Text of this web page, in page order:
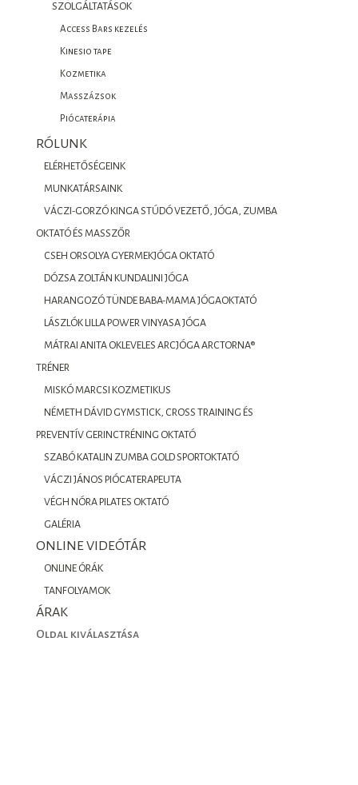
SZOLGÁLTATÁSOK
Access Bars kezelés
Kinesio tape
Kozmetika
Masszázsok
Piócaterápia
RÓLUNK
ELÉRHETŐSÉGEINK
MUNKATÁRSAINK
VÁCZI-GORZÓ KINGA STÚDÓ VEZETŐ, JÓGA, ZUMBA
OKTATÓ ÉS MASSZŐR
CSEH ORSOLYA GYERMEKJÓGA OKTATÓ
DÓZSA ZOLTÁN KUNDALINI JÓGA
HARANGOZÓ TÜNDE BABA-MAMA JÓGAOKTATÓ
LÁSZLÓK LILLA POWER VINYASA JÓGA
MÁTRAI ANITA OKLEVELES ARCJÓGA ARCTORNA®
TRÉNER
MISKÓ MARCSI KOZMETIKUS
NÉMETH DÁVID GYMSTICK, CROSS TRAINING ÉS
PREVENTÍV GERINCTRÉNING OKTATÓ
SZABÓ KATALIN ZUMBA GOLD SPORTOKTATÓ
VÁCZI JÁNOS PIÓCATERAPEUTA
VÉGH NÓRA PILATES OKTATÓ
GALÉRIA
ONLINE VIDEÓTÁR
ONLINE ÓRÁK
TANFOLYAMOK
ÁRAK
Oldal kiválasztása